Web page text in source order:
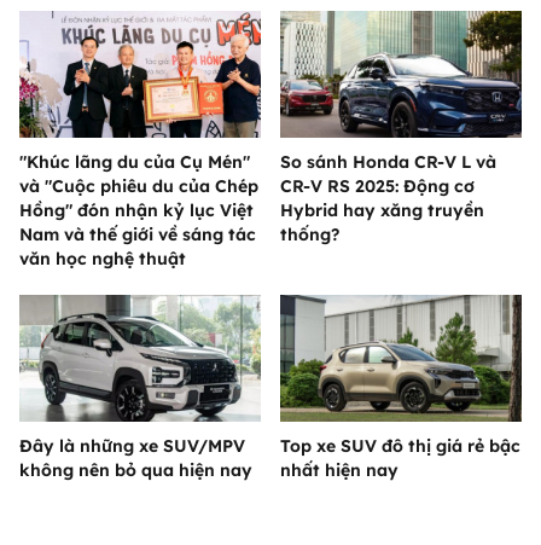
"Khúc lãng du của Cụ Mén"
và "Cuộc phiêu du của Chép
Hồng" đón nhận kỷ lục Việt
Nam và thế giới về sáng tác
văn học nghệ thuật
So sánh Honda CR-V L và
CR-V RS 2025: Động cơ
Hybrid hay xăng truyền
thống?
Đây là những xe SUV/MPV
không nên bỏ qua hiện nay
Top xe SUV đô thị giá rẻ bậc
nhất hiện nay